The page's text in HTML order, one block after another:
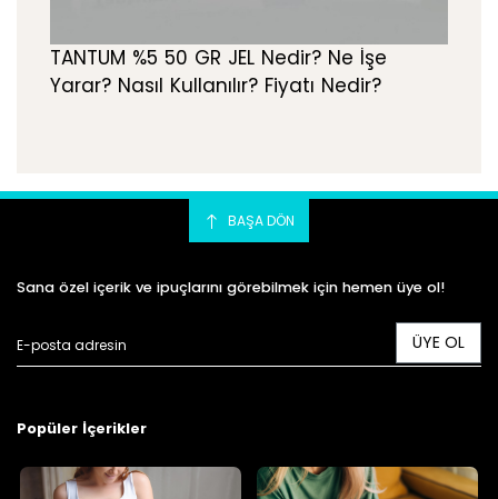
TANTUM %5 50 GR JEL Nedir? Ne İşe
Yarar? Nasıl Kullanılır? Fiyatı Nedir?
BAŞA DÖN
Sana özel içerik ve ipuçlarını görebilmek için hemen üye ol!
ÜYE OL
Popüler İçerikler